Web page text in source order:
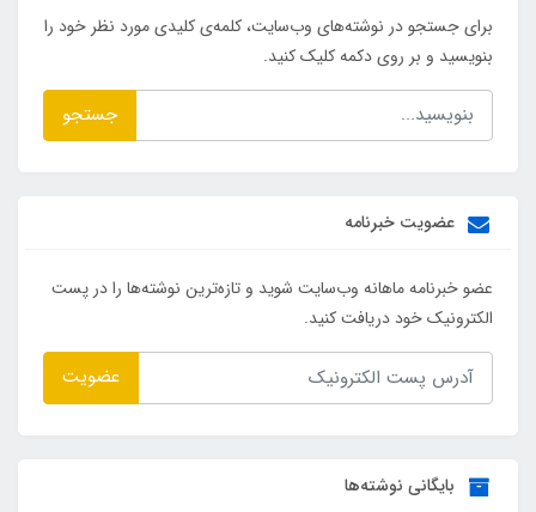
برای جستجو در نوشته‌های وب‌سایت، کلمه‌ی کلیدی مورد نظر خود را
بنویسید و بر روی دکمه کلیک کنید.
جستجو
عضویت خبرنامه
عضو خبرنامه ماهانه وب‌سایت شوید و تازه‌ترین نوشته‌ها را در پست
الکترونیک خود دریافت کنید.
عضویت
بایگانی نوشته‌ها